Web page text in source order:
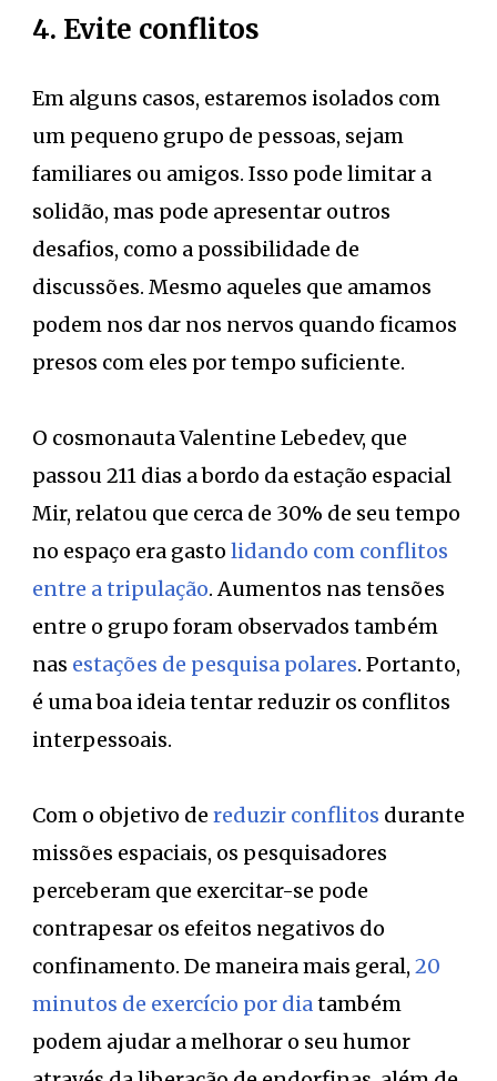
4. Evite conflitos
Em alguns casos, estaremos isolados com
um pequeno grupo de pessoas, sejam
familiares ou amigos. Isso pode limitar a
solidão, mas pode apresentar outros
desafios, como a possibilidade de
discussões. Mesmo aqueles que amamos
podem nos dar nos nervos quando ficamos
presos com eles por tempo suficiente.
O cosmonauta Valentine Lebedev, que
passou 211 dias a bordo da estação espacial
Mir, relatou que cerca de 30% de seu tempo
no espaço era gasto lidando com conflitos
entre a tripulação. Aumentos nas tensões
entre o grupo foram observados também
nas estações de pesquisa polares. Portanto,
é uma boa ideia tentar reduzir os conflitos
interpessoais.
Com o objetivo de reduzir conflitos durante
missões espaciais, os pesquisadores
perceberam que exercitar-se pode
contrapesar os efeitos negativos do
confinamento. De maneira mais geral, 20
minutos de exercício por diatambém
podem ajudar a melhorar o seu humor